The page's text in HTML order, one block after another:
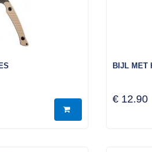
BIJL MET
€ 12.90